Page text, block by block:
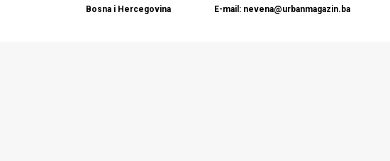
Bosna i Hercegovina
E-mail: nevena@urbanmagazin.ba